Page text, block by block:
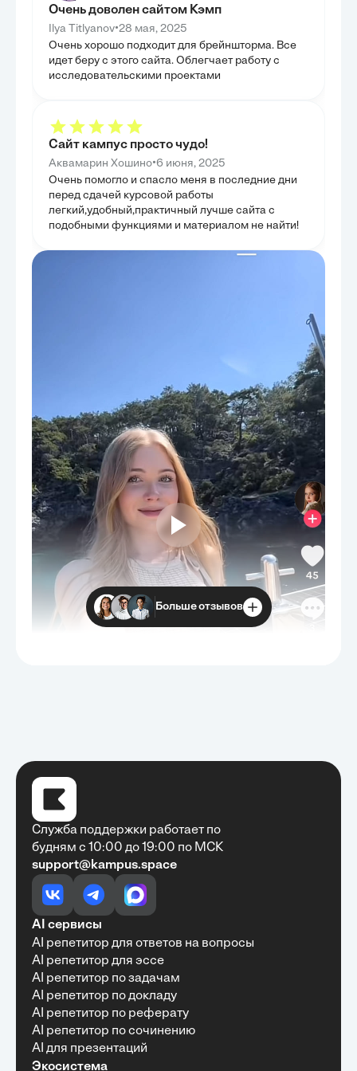
В четвертой главе был проведен критический
регулировании и структуре системы спортивной
подготовки в Российской Федерации. Целью было
не просто выявление недостатков, но и глубокое
осмысление причин их возникновения, а также
оценка их влияния на эффективность системы.
послужила мостом между анализом текущего
состояния и формированием предложений по
оптимизации системы, завершая исследовательскую
Очень доволен сайтом Кэмп
Ilya Titlyanov•28 мая, 2025
Очень хорошо подходит для брейншторма. Все
идет беру с этого сайта. Облегчает работу с
исследовательскими проектами
Сайт кампус просто чудо!
Аквамарин Хошино•6 июня, 2025
Очень помогло и спасло меня в последние дни
перед сдачей курсовой работы
легкий,удобный,практичный лучше сайта с
подобными функциями и материалом не найти!
Очень быстро, недорого, качественно,
доступно
Алексей Антонов•27 мая, 2025
Обучение с Кампус Хаб — очень экономит
полезной информации. Рекомендую ...
Рекомендую Кампус АИ всем, кто хочет
учиться эффективно и с комфортом
Марина Щербакова
Больше отзывов
Служба поддержки работает по
будням с 10:00 до 19:00 по МСК
support@kampus.space
AI сервисы
AI репетитор для ответов на вопросы
AI репетитор для эссе
AI репетитор по задачам
AI репетитор по докладу
AI репетитор по реферату
AI репетитор по сочинению
AI для презентаций
Экосистема